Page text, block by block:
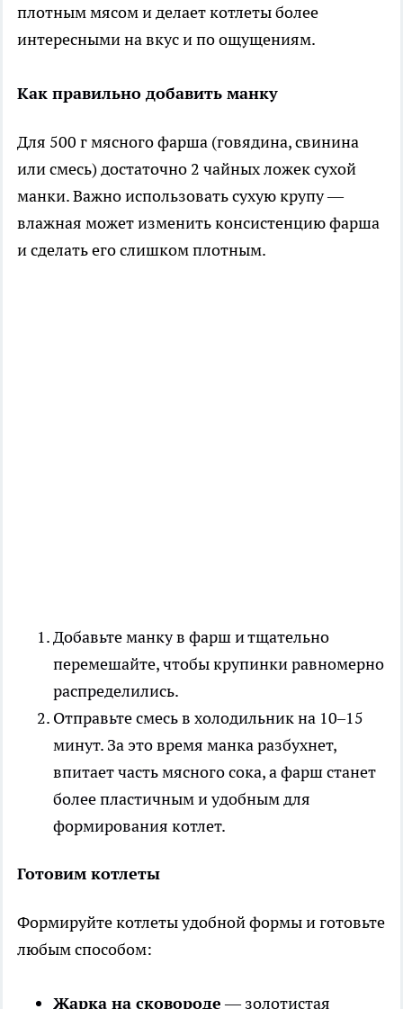
плотным мясом и делает котлеты более
интересными на вкус и по ощущениям.
Как правильно добавить манку
Для 500 г мясного фарша (говядина, свинина
или смесь) достаточно 2 чайных ложек сухой
манки. Важно использовать сухую крупу —
влажная может изменить консистенцию фарша
и сделать его слишком плотным.
Добавьте манку в фарш и тщательно
перемешайте, чтобы крупинки равномерно
распределились.
Отправьте смесь в холодильник на 10–15
минут. За это время манка разбухнет,
впитает часть мясного сока, а фарш станет
более пластичным и удобным для
формирования котлет.
Готовим котлеты
Формируйте котлеты удобной формы и готовьте
любым способом:
Жарка на сковороде— золотистая